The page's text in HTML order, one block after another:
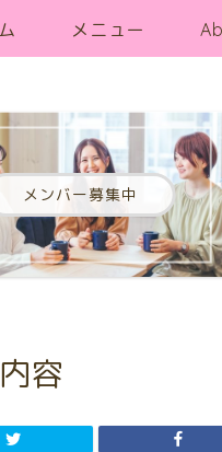
メニュー
メンバー募集中
容